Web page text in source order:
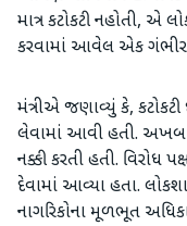
માત્ર કટોકટી નહોતી, એ
કરવામાં આવેલ એક ગંભીર
મંત્રીએ જણાવ્યું કે, કટોકટી
લેવામાં આવી હતી.
નક્કી કરતી હતી. વિરોધ
દેવામાં આવ્યા હતા.
નાગરિકોના મૂળભૂત